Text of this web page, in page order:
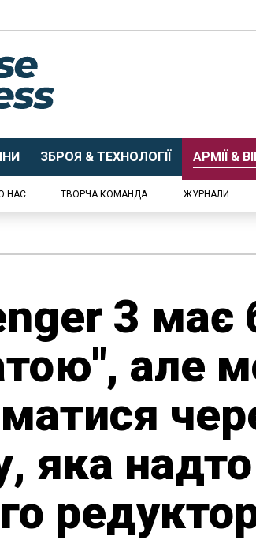
ЗБРОЯ & ТЕХНОЛОГІЇ АРМІЇ &
НАС ТВОРЧА КОМАНДА ЖУРНАЛИ
3 має
але
яка